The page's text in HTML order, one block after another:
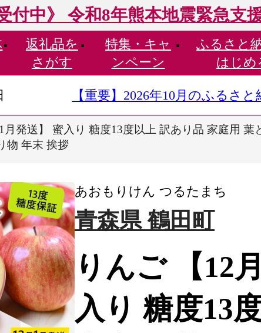
受付中》 令和8年熊本地震緊急支
返礼品を
さがす
特集・ キャ
ンペーン
ふるさと
はじめ
【重要】2026年10月のふるさ
月発送】 蜜入り 糖度13度以上 訳あり品 家庭用
物 年末 挨拶
あおもりけん つるたまち
青森県 鶴田町
りんご 【12
入り 糖度13